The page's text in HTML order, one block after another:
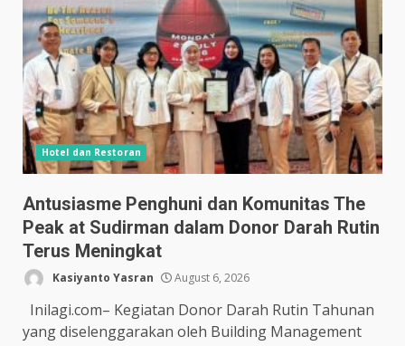
Hotel dan Restoran
Antusiasme Penghuni dan Komunitas The
Peak at Sudirman dalam Donor Darah Rutin
Terus Meningkat
Kasiyanto Yasran August 6, 2026
Inilagi.com– Kegiatan Donor Darah Rutin Tahunan
yang diselenggarakan oleh Building Management